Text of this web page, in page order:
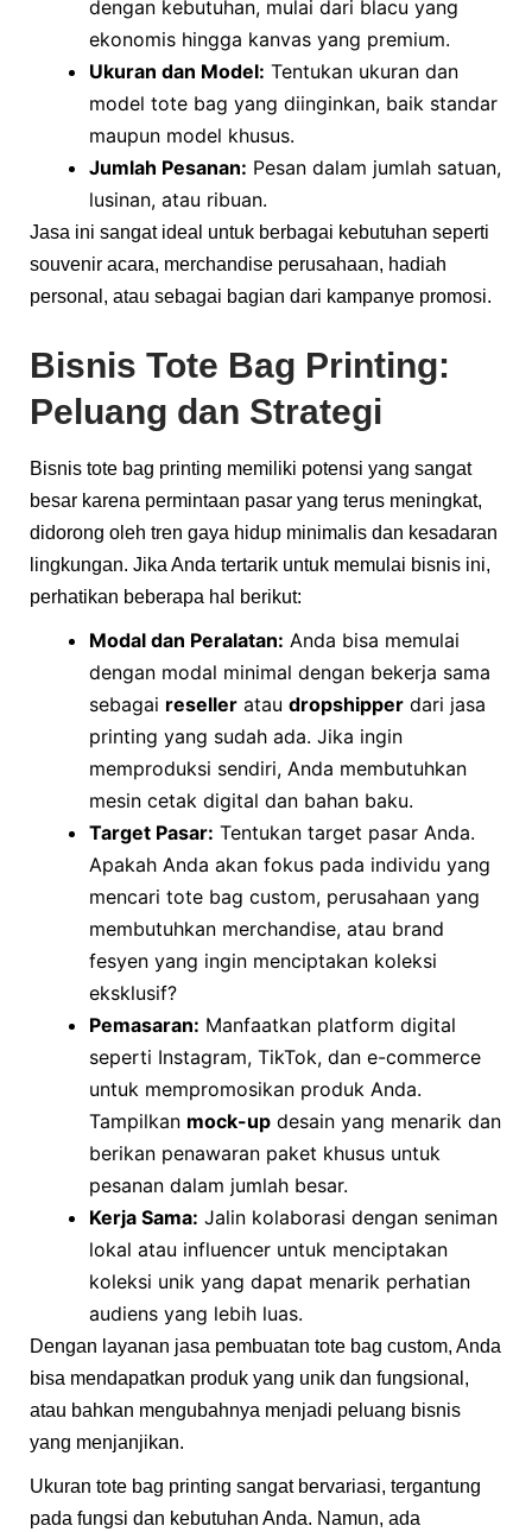
dengan kebutuhan, mulai dari blacu yang
ekonomis hingga kanvas yang premium.
Ukuran dan Model: Tentukan ukuran dan
model tote bag yang diinginkan, baik standar
maupun model khusus.
Jumlah Pesanan: Pesan dalam jumlah satuan,
lusinan, atau ribuan.
Jasa ini sangat ideal untuk berbagai kebutuhan seperti
souvenir acara, merchandise perusahaan, hadiah
personal, atau sebagai bagian dari kampanye promosi.
Bisnis Tote Bag Printing:
Peluang dan Strategi
Bisnis tote bag printing memiliki potensi yang sangat
besar karena permintaan pasar yang terus meningkat,
didorong oleh tren gaya hidup minimalis dan kesadaran
lingkungan. Jika Anda tertarik untuk memulai bisnis ini,
perhatikan beberapa hal berikut:
Modal dan Peralatan: Anda bisa memulai
dengan modal minimal dengan bekerja sama
sebagai reseller atau dropshipper dari jasa
printing yang sudah ada. Jika ingin
memproduksi sendiri, Anda membutuhkan
mesin cetak digital dan bahan baku.
Target Pasar: Tentukan target pasar Anda.
Apakah Anda akan fokus pada individu yang
mencari tote bag custom, perusahaan yang
membutuhkan merchandise, atau brand
fesyen yang ingin menciptakan koleksi
eksklusif?
Pemasaran: Manfaatkan platform digital
seperti Instagram, TikTok, dan e-commerce
untuk mempromosikan produk Anda.
Tampilkan mock-up desain yang menarik dan
berikan penawaran paket khusus untuk
pesanan dalam jumlah besar.
Kerja Sama: Jalin kolaborasi dengan seniman
lokal atau influencer untuk menciptakan
koleksi unik yang dapat menarik perhatian
audiens yang lebih luas.
Dengan layanan jasa pembuatan tote bag custom, Anda
bisa mendapatkan produk yang unik dan fungsional,
atau bahkan mengubahnya menjadi peluang bisnis
yang menjanjikan.
Ukuran tote bag printing sangat bervariasi, tergantung
pada fungsi dan kebutuhan Anda. Namun, ada